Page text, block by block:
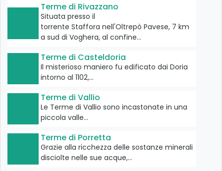
Terme di Rivazzano
Situata presso il
torrente Staffora nell'Oltrepò Pavese, 7 km
a sud di Voghera, al confine…
Terme di Casteldoria
Il misterioso maniero fu edificato dai Doria
intorno al 1102,…
Terme di Vallio
Le Terme di Vallio sono incastonate in una
piccola valle…
Terme di Porretta
Grazie alla ricchezza delle sostanze minerali
disciolte nelle sue acque,…